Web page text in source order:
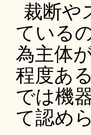
裁断や
ている
為主体
程度あ
では機
て認め